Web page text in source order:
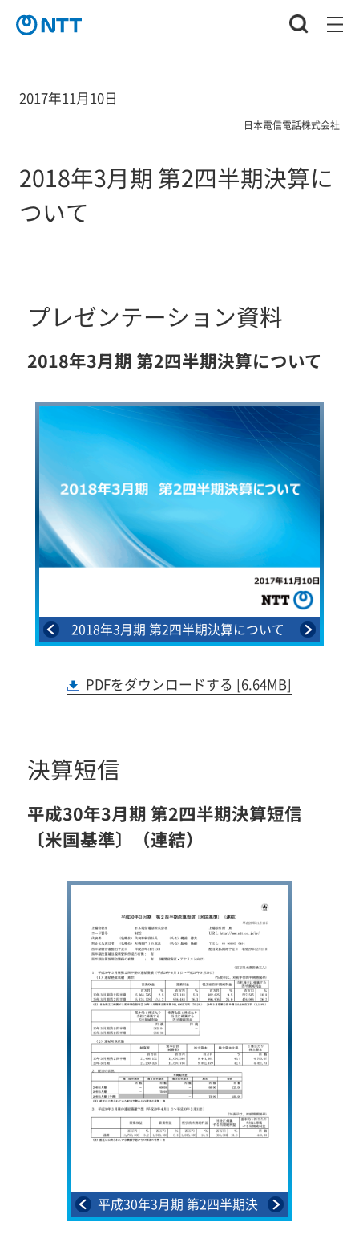
2017年11月10日
日本電信電話株式会社
2018年3月期 第2四半期決算に
ついて
プレゼンテーション資料
2018年3月期 第2四半期決算について
2018年3月期 第2四半期決算について
PDFをダウンロードする [6.64MB]
決算短信
平成30年3月期 第2四半期決算短信
〔米国基準〕（連結）
平成30年3月期 第2四半期決